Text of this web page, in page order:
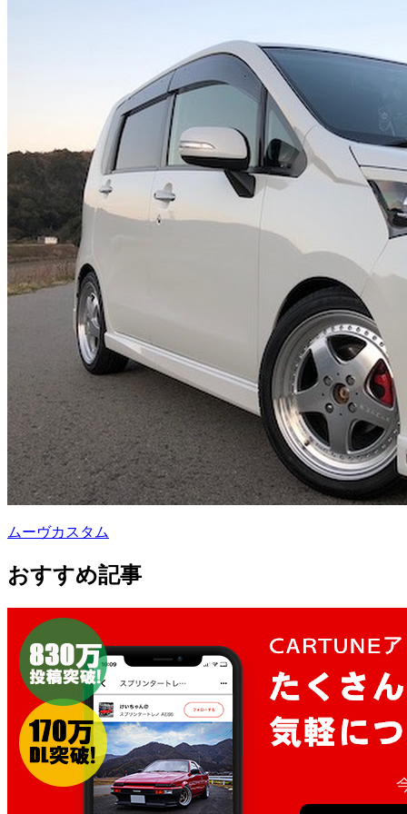
ムーヴカスタム
おすすめ記事